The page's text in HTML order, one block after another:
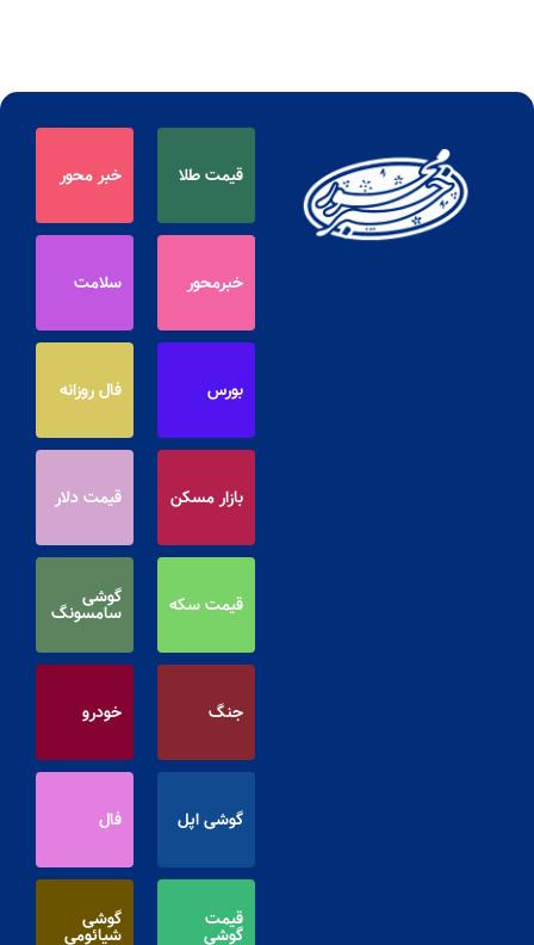
قیمت طلا خبر محور
خبرمحور سلامت
بورس فال روزانه
بازار مسکن قیمت دلار
قیمت سکه گوشی
سامسونگ
جنگ خودرو
گوشی اپل فال
قیمت
گوشی
گوشی
شیائومی